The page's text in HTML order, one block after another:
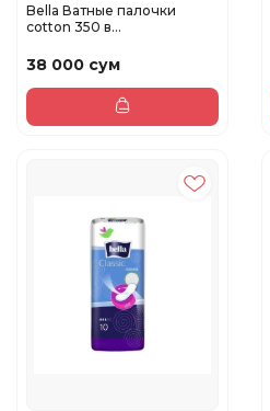
Bella Ватные палочки
cotton 350 в
38 000 сум